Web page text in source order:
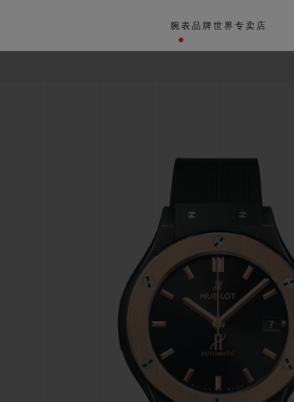
腕表 品牌世界 专卖店
BIG BANG灵魂系列